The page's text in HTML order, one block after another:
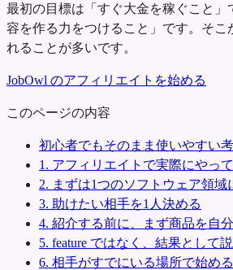
最初の目標は「すぐ大金を稼ぐこと」
容を作る力をつけること」です。そこ
れることが多いです。
JobOwl のアフィリエイトを始める
このページの内容
初心者でもそのまま使いやすい
1. アフィリエイトで実際にやっ
2. まずは1つのソフトウェア領域
3. 助けたい相手を1人決める
4. 紹介する前に、まず商品を自
5. feature ではなく、結果として
6. 相手がすでにいる場所で始める